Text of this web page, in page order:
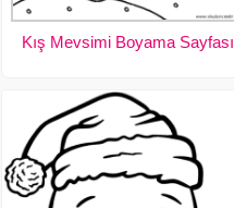
Kış Mevsimi Boyama Sayfası